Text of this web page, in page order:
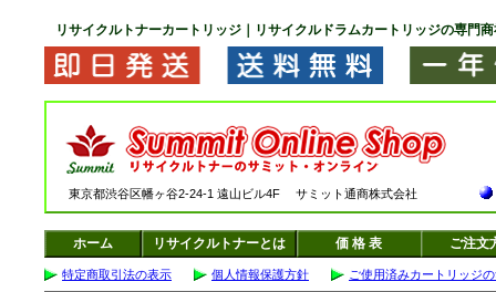
リサイクルトナーカートリッジ｜リサイクルドラムカートリッジの専
東京都渋谷区幡ヶ谷2-24-1 遠山ビル4F サミット通商株式会社
ホーム リサイクルトナーとは 価 格 表 ご注文
特定商取引法の表示 個人情報保護方針 ご使用済みカートリッジ